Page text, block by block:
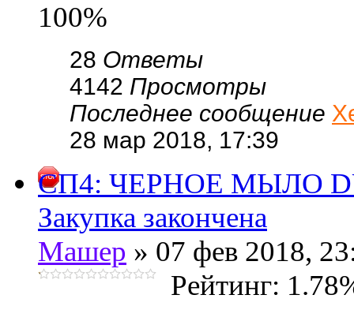
100%
28 Ответы
4142 Просмотры
Последнее сообщение
28 мар 2018, 17:39
СП4: ЧЕРНОЕ МЫЛО
Закупка закончена
Машер » 07 фев 2018,
Рейтинг: